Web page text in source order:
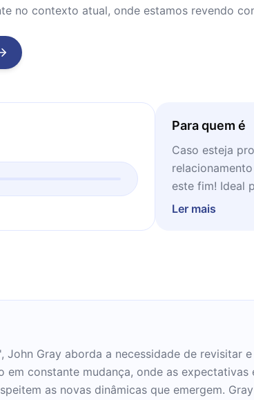
no contexto atual, onde estamos revendo
Para quem é
Caso esteja
este fim! Ideal
dia, desde que
Ler mais
John Gray aborda a necessidade de revisitar
em constante mudança, onde as
as novas dinâmicas que emergem.